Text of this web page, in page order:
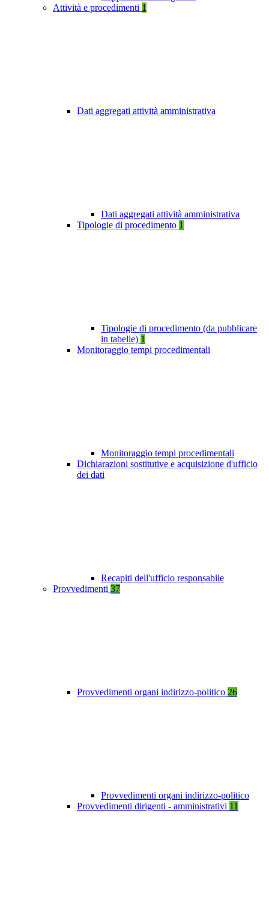
Attività e procedimenti 1
Dati aggregati attività amministrativa
Dati aggregati attività amministrativa
Tipologie di procedimento 1
Tipologie di procedimento (da pubblicare
in tabelle) 1
Monitoraggio tempi procedimentali
Monitoraggio tempi procedimentali
Dichiarazioni sostitutive e acquisizione d'ufficio
dei dati
Recapiti dell'ufficio responsabile
Provvedimenti 37
Provvedimenti organi indirizzo-politico 26
Provvedimenti organi indirizzo-politico
Provvedimenti dirigenti - amministrativi 11